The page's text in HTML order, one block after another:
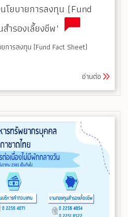
ยบายการลงทุน (Fund
ำรองเลี้ยงชีพ"
ารลงทุน (Fund Fact Sheet)
อ่านต่อ